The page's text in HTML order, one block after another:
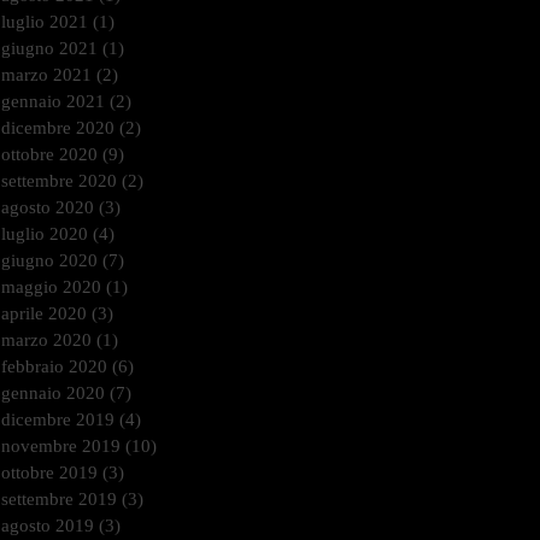
luglio 2021 (1)
giugno 2021 (1)
marzo 2021 (2)
gennaio 2021 (2)
dicembre 2020 (2)
ottobre 2020 (9)
settembre 2020 (2)
agosto 2020 (3)
luglio 2020 (4)
giugno 2020 (7)
maggio 2020 (1)
aprile 2020 (3)
marzo 2020 (1)
febbraio 2020 (6)
gennaio 2020 (7)
dicembre 2019 (4)
novembre 2019 (10)
ottobre 2019 (3)
settembre 2019 (3)
agosto 2019 (3)